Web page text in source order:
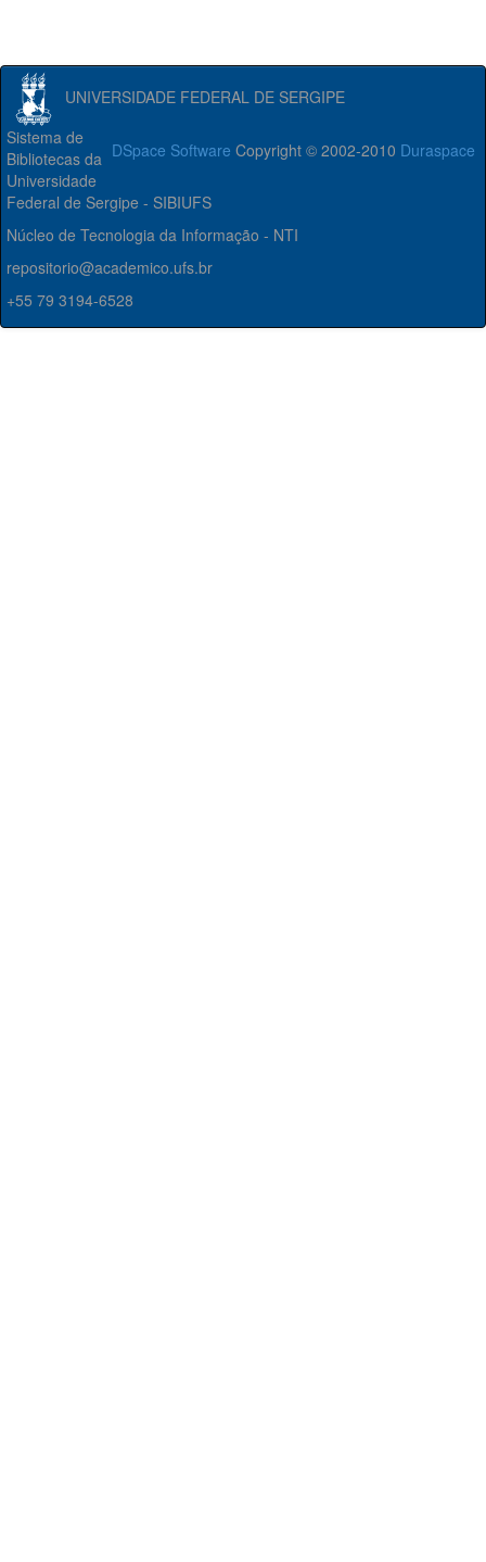
UNIVERSIDADE FEDERAL DE SERGIPE
DSpace Software Copyright © 2002-2010 Duraspace
Sistema de
Bibliotecas da
Universidade
Federal de Sergipe - SIBIUFS
Núcleo de Tecnologia da Informação - NTI
repositorio@academico.ufs.br
+55 79 3194-6528